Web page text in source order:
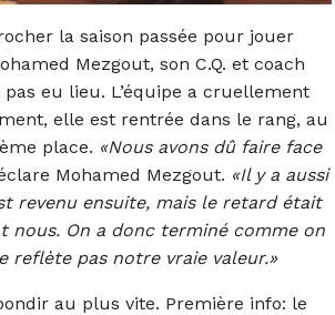
la saison passée pour jouer
Mezgout, son C.Q. et coach
eu lieu. L’équipe a cruellement
elle est rentrée dans le rang, au
place. «Nous avons dû faire face
Mohamed Mezgout. «Il y a aussi
revenu ensuite, mais le retard était
nous. On a donc terminé comme on
reflète pas notre vraie valeur.»
au plus vite. Première info: le